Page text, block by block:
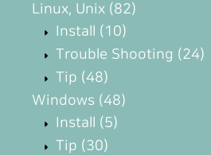
Linux, Unix (82)
Install (10)
Trouble Shooting (24)
Tip (48)
Windows (48)
Install (5)
Tip (30)